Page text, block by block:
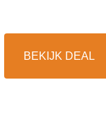
BEKIJK DEAL